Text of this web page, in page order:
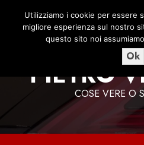
9 Agosto
PIETRO
COSE VERE O
Utilizziamo i cookie per essere
migliore esperienza sul nostro
questo sito noi
Ok